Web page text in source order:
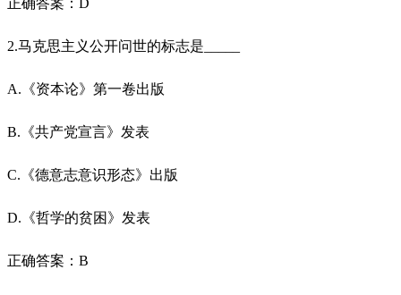
正确答案：D
2.马克思主义公开问世的标志是_____
A.《资本论》第一卷出版
B.《共产党宣言》发表
C.《德意志意识形态》出版
D.《哲学的贫困》发表
正确答案：B